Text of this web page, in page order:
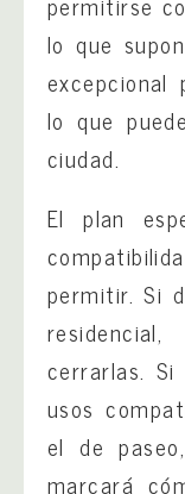
lo que
lo que
ciudad.
El plan
permitir. Si
cerrarlas.
usos
el de
marcará